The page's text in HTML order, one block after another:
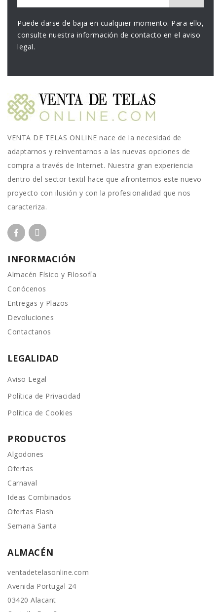
Puede darse de baja en cualquier momento. Para ello,
consulte nuestra información de contacto en el aviso
legal.
VENTA DE TELAS ONLINE nace de la necesidad de
adaptarnos y reinventarnos a las nuevas opciones de
compra a través de Internet. Nuestra gran experiencia
dentro del sector textil hace que afrontemos este nuevo
proyecto con ilusión y con la profesionalidad que nos
caracteriza.
INFORMACIÓN
Almacén Físico y Filosofía
Conócenos
Entregas y Plazos
Devoluciones
Contactanos
LEGALIDAD
Aviso Legal
Política de Privacidad
Política de Cookies
PRODUCTOS
Algodones
Ofertas
Carnaval
Ideas Combinados
Ofertas Flash
Semana Santa
ALMACÉN
ventadetelasonline.com
Avenida Portugal 24
03420 Alacant